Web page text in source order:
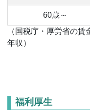
60歳～
（国税庁・厚労省の
年収）
福利厚生